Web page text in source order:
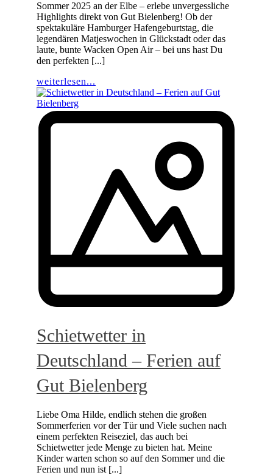
Sommer 2025 an der Elbe – erlebe unvergessliche
Highlights direkt von Gut Bielenberg! Ob der
spektakuläre Hamburger Hafengeburtstag, die
legendären Matjeswochen in Glückstadt oder das
laute, bunte Wacken Open Air – bei uns hast Du
den perfekten [...]
weiterlesen...
Schietwetter in
Deutschland – Ferien auf
Gut Bielenberg
Liebe Oma Hilde, endlich stehen die großen
Sommerferien vor der Tür und Viele suchen nach
einem perfekten Reiseziel, das auch bei
Schietwetter jede Menge zu bieten hat. Meine
Kinder warten schon so auf den Sommer und die
Ferien und nun ist [...]